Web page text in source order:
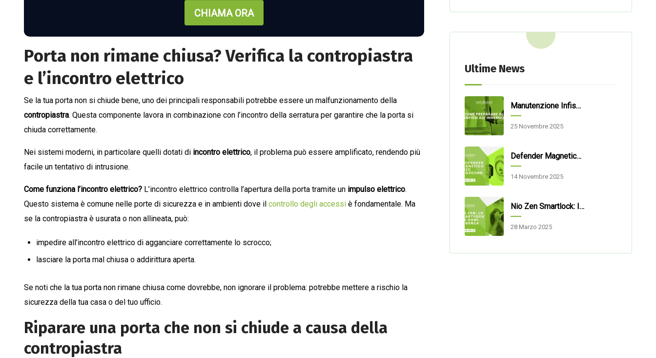
CHIAMA ORA
Porta non rimane chiusa? Verifica la contropiastra
e l’incontro elettrico
Se la tua porta non si chiude bene, uno dei principali responsabili potrebbe essere un malfunzionamento della
contropiastra. Questa componente lavora in combinazione con l’incontro della serratura per garantire che la porta si
chiuda correttamente.
Nei sistemi moderni, in particolare quelli dotati di incontro elettrico, il problema può essere amplificato, rendendo più
facile un tentativo di intrusione.
Come funziona l’incontro elettrico? L’incontro elettrico controlla l’apertura della porta tramite un impulso elettrico.
Questo sistema è comune nelle porte di sicurezza e in ambienti dove il controllo degli accessi è fondamentale. Ma
se la contropiastra è usurata o non allineata, può:
impedire all’incontro elettrico di agganciare correttamente lo scrocco;
lasciare la porta mal chiusa o addirittura aperta.
Se noti che la tua porta non rimane chiusa come dovrebbe, non ignorare il problema: potrebbe mettere a rischio la
sicurezza della tua casa o del tuo ufficio.
Riparare una porta che non si chiude a causa della
contropiastra
Ultime News
Manutenzione Infissi: Come Prepararli Al Meglio Per L’inverno
25 Novembre 2025
Defender Magnetico Disec 3G2MB: Sicurezza E Praticità Per Porte Blindate
14 Novembre 2025
Nio Zen Smartlock: Il Cilindro Di Sicurezza Smart Per Ogni Esigenza
28 Marzo 2025